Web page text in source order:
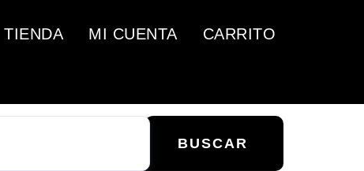
TIENDA MI CUENTA CARRITO
BUSCAR